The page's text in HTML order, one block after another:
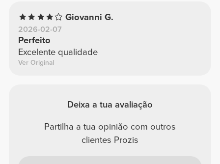
Giovanni G.
2026-02-07
Perfeito
Excelente qualidade
Ver Original
Deixa a tua avaliação
Partilha a tua opinião com outros
clientes Prozis